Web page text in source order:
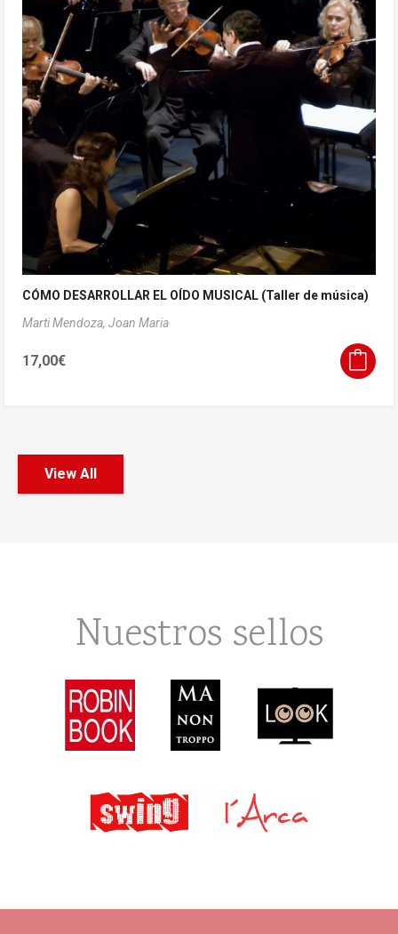
CÓMO DESARROLLAR EL OÍDO MUSICAL (Taller de música)
Marti Mendoza, Joan Maria
17,00€
View All
Nuestros sellos